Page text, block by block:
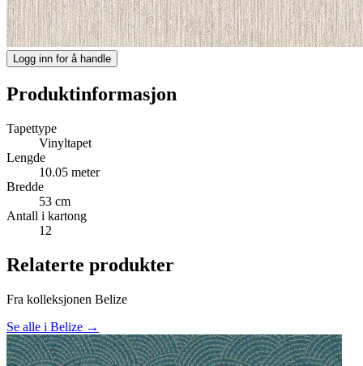
Logg inn for å handle
Produktinformasjon
Tapettype
Vinyltapet
Lengde
10.05 meter
Bredde
53 cm
Antall i kartong
12
Relaterte produkter
Fra kolleksjonen Belize
Se alle i Belize →